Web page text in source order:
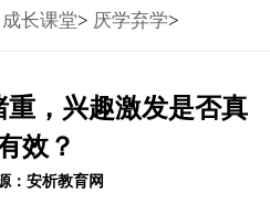
成长课堂> 厌学弃学>
，兴趣激发是否真
效？
：安析教育网